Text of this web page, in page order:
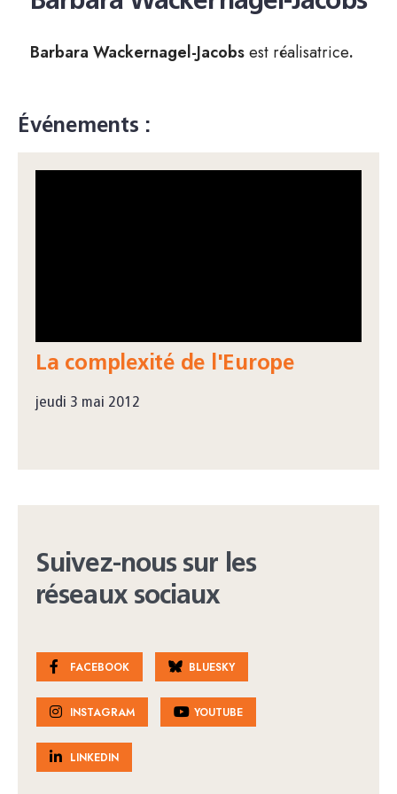
Barbara Wackernagel-Jacobsest réalisatrice.
Événements :
La complexité de l'Europe
jeudi 3 mai 2012
Suivez-nous sur les
réseaux sociaux
FACEBOOK BLUESKY
INSTAGRAM YOUTUBE
LINKEDIN